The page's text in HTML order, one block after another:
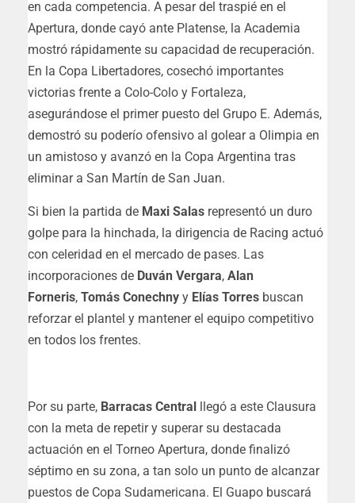
en cada competencia. A pesar del traspié en el
Apertura, donde cayó ante Platense, la Academia
mostró rápidamente su capacidad de recuperación.
En la Copa Libertadores, cosechó importantes
victorias frente a Colo-Colo y Fortaleza,
asegurándose el primer puesto del Grupo E. Además,
demostró su poderío ofensivo al golear a Olimpia en
un amistoso y avanzó en la Copa Argentina tras
eliminar a San Martín de San Juan.
Si bien la partida de Maxi Salas representó un duro
golpe para la hinchada, la dirigencia de Racing actuó
con celeridad en el mercado de pases. Las
incorporaciones de Duván Vergara, Alan
Forneris, Tomás Conechny y Elías Torres buscan
reforzar el plantel y mantener el equipo competitivo
en todos los frentes.
Por su parte, Barracas Central llegó a este Clausura
con la meta de repetir y superar su destacada
actuación en el Torneo Apertura, donde finalizó
séptimo en su zona, a tan solo un punto de alcanzar
puestos de Copa Sudamericana. El Guapo buscará